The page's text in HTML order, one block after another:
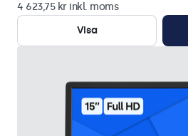
4 623,75 kr inkl. moms
Visa